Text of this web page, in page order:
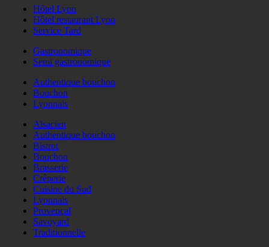
Hôtel Lyon
Hôtel restaurant Lyon
Service Tard
Gastronomique
Semi gastronomique
Authentique bouchon
Bouchon
Lyonnais
Alsacien
Authentique bouchon
Bistrot
Bouchon
Brasserie
Crêperie
Cuisine du Sud
Lyonnais
Provençal
Savoyard
Traditionnelle